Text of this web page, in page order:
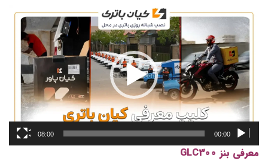
نمایشگر
ویدیو
00:00
08:00
معرفی بنز GLC300